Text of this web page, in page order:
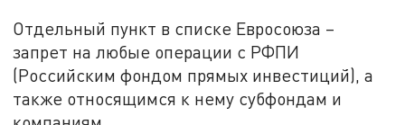
Отдельный пункт в списке Евросоюза –
запрет на любые операции с РФПИ
(Российским фондом прямых инвестиций), а
также относящимся к нему субфондам и